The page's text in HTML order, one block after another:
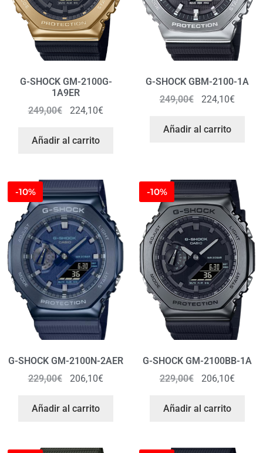
G-SHOCK GM-2100G-
1A9ER
249,00€ 224,10€
Añadir al carrito
G-SHOCK GBM-2100-1A
249,00€ 224,10€
Añadir al carrito
-10%
G-SHOCK GM-2100N-2AER
229,00€ 206,10€
Añadir al carrito
-10%
G-SHOCK GM-2100BB-1A
229,00€ 206,10€
Añadir al carrito